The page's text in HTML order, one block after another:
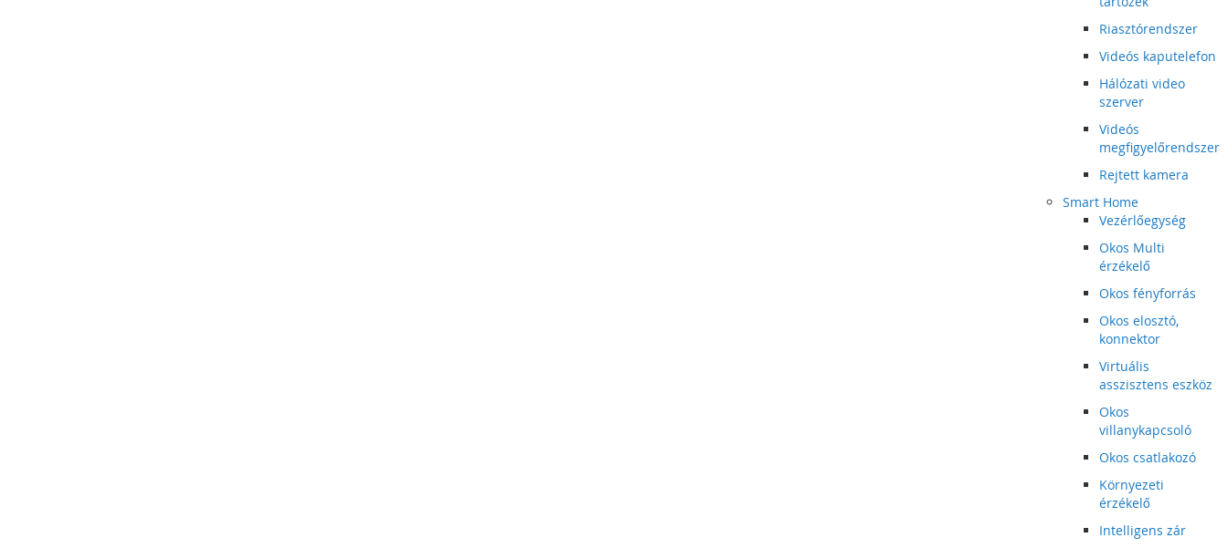
Riasztórendszer
Videós kaputelefon
Hálózati video
szerver
Videós
megfigyelőrendszer
Rejtett kamera
Smart Home
Vezérlőegység
Okos Multi
érzékelő
Okos fényforrás
Okos elosztó,
konnektor
Virtuális
asszisztens eszköz
Okos
villanykapcsoló
Okos csatlakozó
Környezeti
érzékelő
Intelligens zár